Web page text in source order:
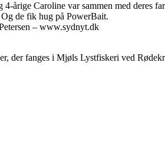
4-årige Caroline var sammen med deres
de fik hug på PowerBait.
– www.sydnyt.dk
der fanges i Mjøls Lystfiskeri ved